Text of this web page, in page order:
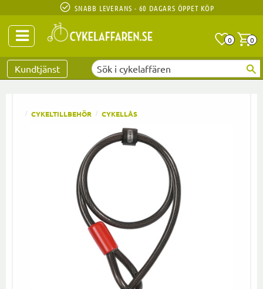
SNABB LEVERANS - 60 DAGARS ÖPPET KÖP
0 0
Kundtjänst
CYKELTILLBEHÖR CYKELLÅS